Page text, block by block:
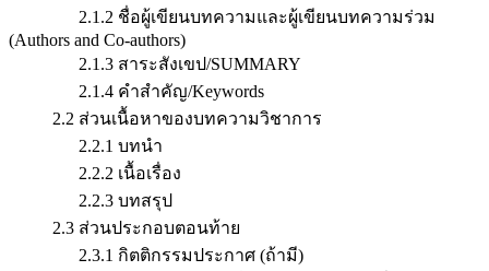
2.1.2 ชื่อผู้เขียนบทความและผู้เขียนบทความร่วม
(Authors and Co-authors)
2.1.3 สาระสังเขป/SUMMARY
2.1.4 คำสำคัญ/Keywords
2.2 ส่วนเนื้อหาของบทความวิชาการ
2.2.1 บทนำ
2.2.2 เนื้อเรื่อง
2.2.3 บทสรุป
2.3 ส่วนประกอบตอนท้าย
2.3.1 กิตติกรรมประกาศ (ถ้ามี)